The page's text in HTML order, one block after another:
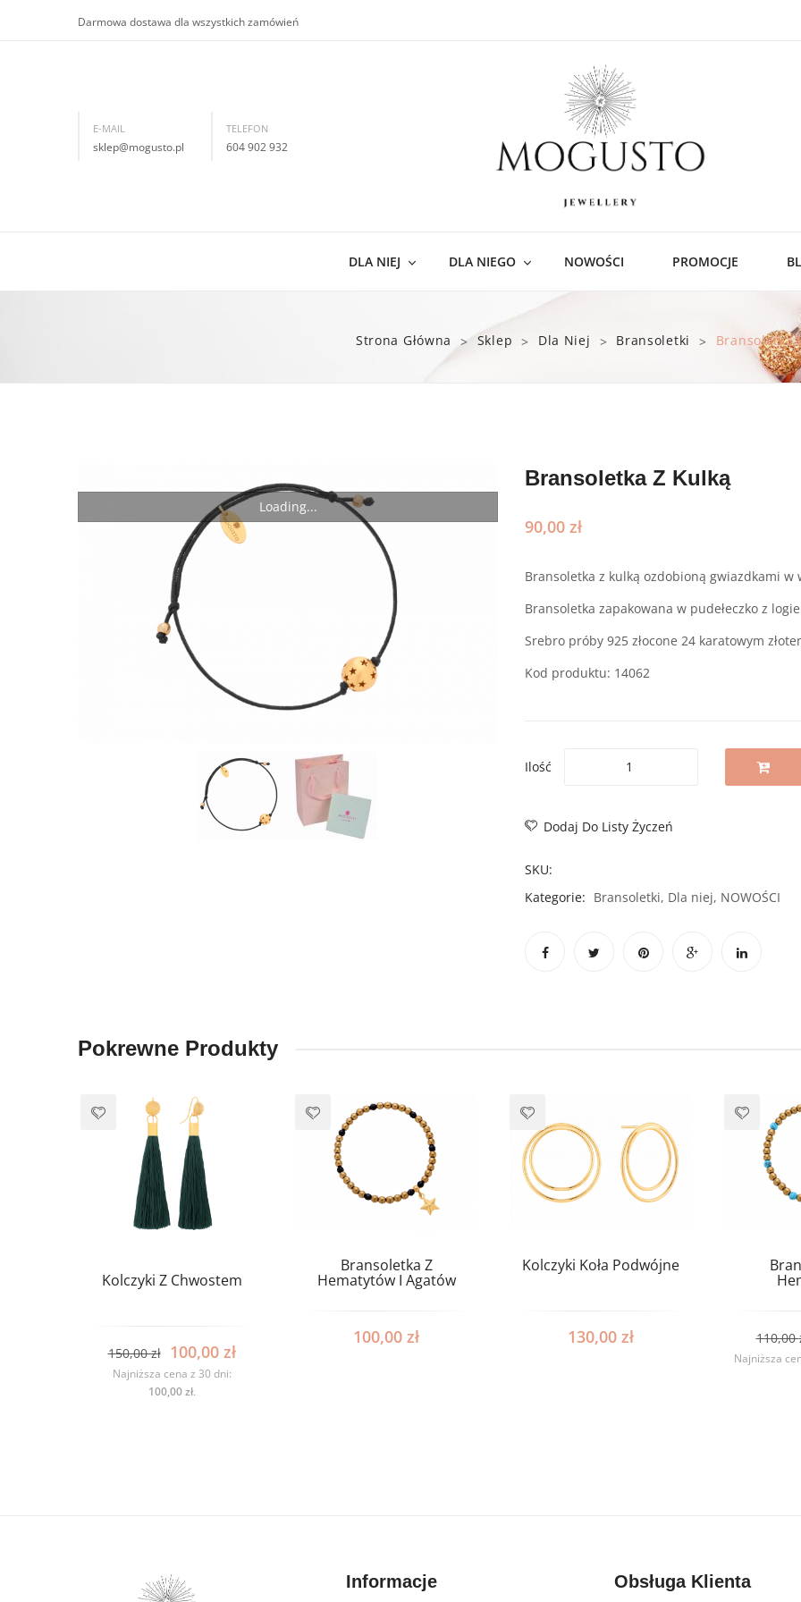
Darmowa dostawa dla wszystkich zamówień
E-MAIL
sklep@mogusto.pl
TELEFON
604 902 932
DLA NIEJ DLA NIEGO NOWOŚCI PROMOCJE
Strona Główna > Sklep > Dla Niej > Bransoletki > Bransoletka
Loading...
Bransoletka Z Kulką
90,00 zł
Bransoletka z kulką ozdobioną gwiazdkami w
Bransoletka zapakowana w pudełeczko z
Srebro próby 925 złocone 24 karatowym
Kod produktu: 14062
Ilość
Dodaj Do Listy Życzeń
SKU:
Kategorie: Bransoletki, Dla niej, NOWOŚCI
Pokrewne Produkty
Kolczyki Z Chwostem
150,00zł 100,00 zł
Najniższa cena z 30 dni:
100,00zł.
Bransoletka Z
Hematytów I Agatów
100,00 zł
Kolczyki Koła Podwójne
130,00 zł 110,00
Najniższa
Informacje Obsługa Klienta